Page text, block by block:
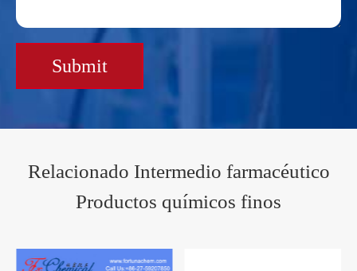
Submit
Relacionado Intermedio farmacéutico
Productos químicos finos